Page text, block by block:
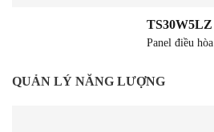
TS30W5LZ
Panel điều hòa
QUẢN LÝ NĂNG LƯỢNG